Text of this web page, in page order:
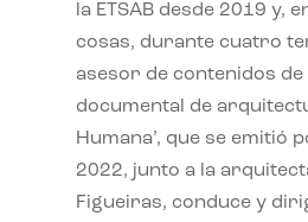
la ETSAB desde 2019 y,
cosas, durante cuatro
asesor de contenidos de
documental de
Humana’, que se emitió
2022, junto a la
Figueiras, conduce y